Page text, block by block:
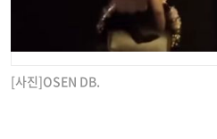
[사진]OSEN DB.